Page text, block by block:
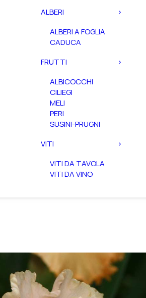
ALBERI
ALBERI A FOGLIA
CADUCA
FRUTTI
ALBICOCCHI
CILIEGI
MELI
PERI
SUSINI-PRUGNI
VITI
VITI DA TAVOLA
VITI DA VINO